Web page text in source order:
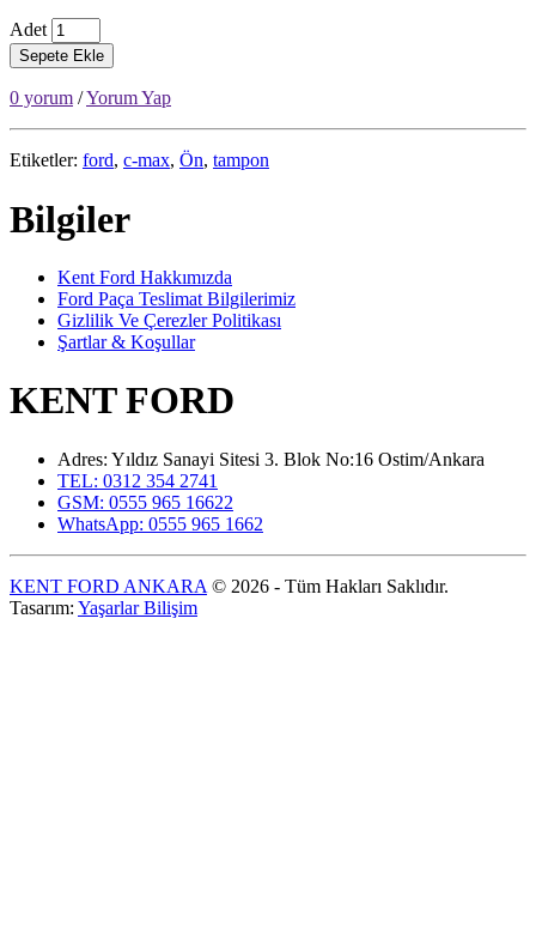
Adet
Sepete Ekle
0 yorum /Yorum Yap
Etiketler: ford, c-max, Ön, tampon
Bilgiler
Kent Ford Hakkımızda
Ford Paça Teslimat Bilgilerimiz
Gizlilik Ve Çerezler Politikası
Şartlar & Koşullar
KENT FORD
Adres: Yıldız Sanayi Sitesi 3. Blok No:16 Ostim/Ankara
TEL: 0312 354 2741
GSM: 0555 965 16622
WhatsApp: 0555 965 1662
KENT FORD ANKARA © 2026 - Tüm Hakları Saklıdır.
Tasarım: Yaşarlar Bilişim